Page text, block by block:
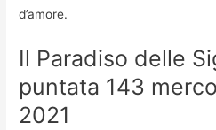
d’amore.
Il Paradiso delle
puntata 143
2021